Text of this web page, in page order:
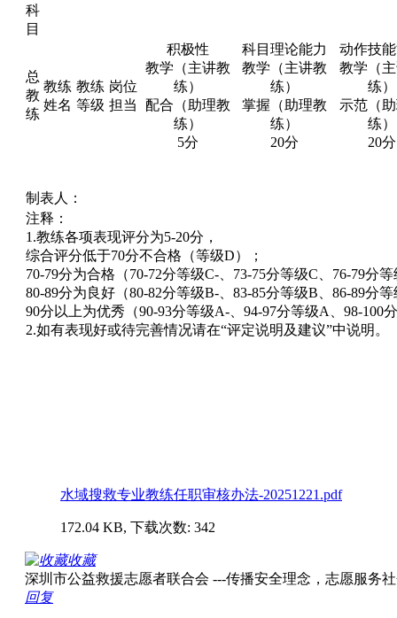
科
目
总
教
练
教练
姓名
教练
等级
岗位
担当
积极性
教学（主讲教
练）
配合（助理教
练）
5分
科目理论能力
教学（主讲教
练）
掌握（助理教
练）
20分
动作技
教学（
练）
示范（
练）
20分
制表人：
注释：
1.教练各项表现评分为5-20分，
综合评分低于70分不合格（等级D）；
70-79分为合格（70-72分等级C-、73-75分等级C、76-79分
80-89分为良好（80-82分等级B-、83-85分等级B、86-89分
90分以上为优秀（90-93分等级A-、94-97分等级A、98-100
2.如有表现好或待完善情况请在“评定说明及建议”中说明。
水域搜救专业教练任职审核办法-20251221.pdf
172.04 KB, 下载次数: 342
收藏
深圳市公益救援志愿者联合会 ---传播安全理念，志愿服务
回复